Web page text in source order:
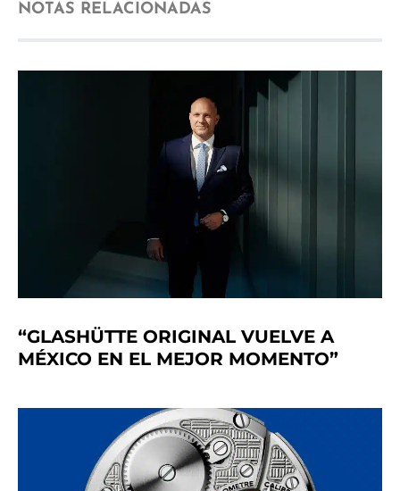
NOTAS RELACIONADAS
“GLASHÜTTE ORIGINAL VUELVE A
MÉXICO EN EL MEJOR MOMENTO”